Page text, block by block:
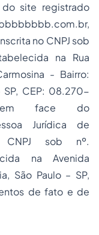
site registrado
no CNPJ sob
na Rua
- Bairro:
CEP: 08.270-
em face do
Jurídica de
sob nº.
na Avenida
São Paulo – SP,
de fato e de